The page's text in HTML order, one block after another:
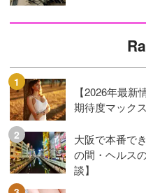
【2026年最新
期待度マック
大阪で本番で
の間・ヘルス
談】